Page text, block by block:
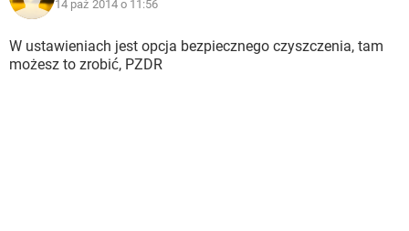
14 paź 2014 o 11:56
W ustawieniach jest opcja bezpiecznego czyszczenia, tam
możesz to zrobić, PZDR